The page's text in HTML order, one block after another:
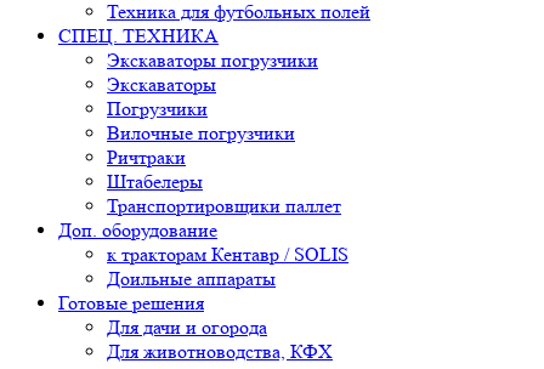
Техника для футбольных полей
СПЕЦ. ТЕХНИКА
Экскаваторы погрузчики
Экскаваторы
Погрузчики
Вилочные погрузчики
Ричтраки
Штабелеры
Транспортировщики паллет
Доп. оборудование
к тракторам Кентавр / SOLIS
Доильные аппараты
Готовые решения
Для дачи и огорода
Для животноводства, КФХ